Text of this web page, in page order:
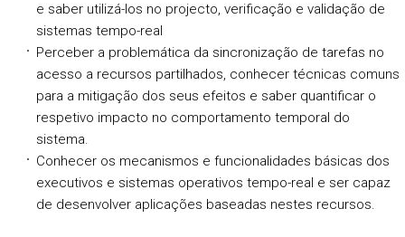
e saber utilizá-los no projecto, verificação e validação de
sistemas tempo-real
Perceber a problemática da sincronização de tarefas no
acesso a recursos partilhados, conhecer técnicas comuns
para a mitigação dos seus efeitos e saber quantificar o
respetivo impacto no comportamento temporal do
sistema.
Conhecer os mecanismos e funcionalidades básicas dos
executivos e sistemas operativos tempo-real e ser capaz
de desenvolver aplicações baseadas nestes recursos.